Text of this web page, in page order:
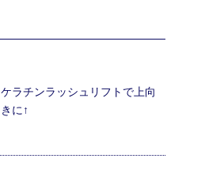
ケラチンラッシュリフトで上向
きに↑